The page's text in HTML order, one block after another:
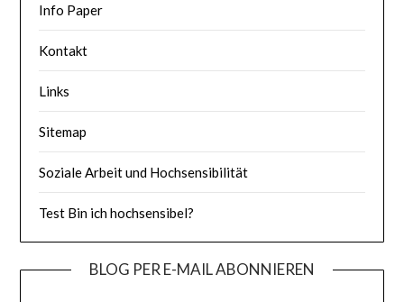
Info Paper
Kontakt
Links
Sitemap
Soziale Arbeit und Hochsensibilität
Test Bin ich hochsensibel?
BLOG PER E-MAIL ABONNIEREN